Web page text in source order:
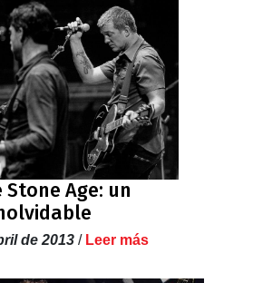
Age: un
de 2013 / Leer más